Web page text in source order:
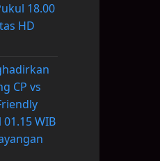
18.00
HD
CP vs
WIB